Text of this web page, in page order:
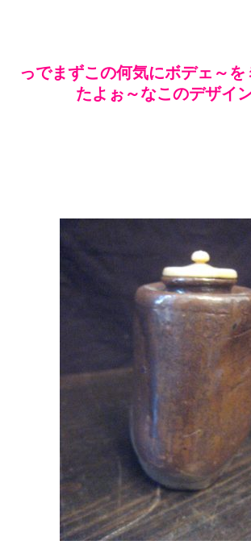
っでまずこの何気にボデェ～を
たよぉ～なこのデザイ